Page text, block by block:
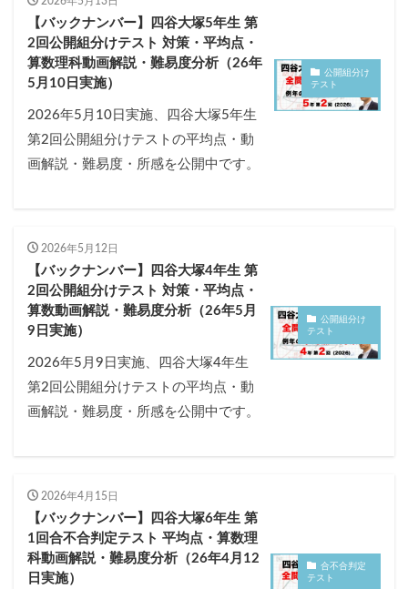
公開組分け
テスト
【バックナンバー】四谷大塚5年生 第
2回公開組分けテスト 対策・平均点・
算数理科動画解説・難易度分析（26年
5月10日実施）
2026年5月10日実施、四谷大塚5年生
第2回公開組分けテストの平均点・動
画解説・難易度・所感を公開中です。
公開組分け
テスト
2026年5月12日
【バックナンバー】四谷大塚4年生 第
2回公開組分けテスト 対策・平均点・
算数動画解説・難易度分析（26年5月
9日実施）
2026年5月9日実施、四谷大塚4年生
第2回公開組分けテストの平均点・動
画解説・難易度・所感を公開中です。
合不合判定
テスト
2026年4月15日
【バックナンバー】四谷大塚6年生 第
1回合不合判定テスト 平均点・算数理
科動画解説・難易度分析（26年4月12
日実施）